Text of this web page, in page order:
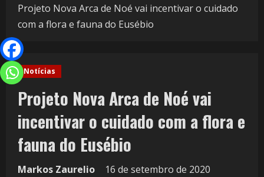
Projeto Nova Arca de Noé vai incentivar o cuidado
com a flora e fauna do Eusébio
Notícias
Projeto Nova Arca de Noé vai
incentivar o cuidado com a flora e
fauna do Eusébio
Markos Zaurelio 16 de setembro de 2020